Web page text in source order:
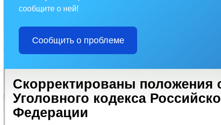
сообщите о ней!
Сообщить о проблеме
Скорректированы положения
Уголовного кодекса
Федерации